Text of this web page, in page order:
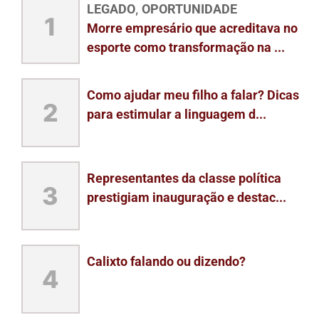
1
LEGADO, OPORTUNIDADE
Morre empresário que acreditava no
esporte como transformação na ...
2
Como ajudar meu filho a falar? Dicas
para estimular a linguagem d...
3
Representantes da classe política
prestigiam inauguração e destac...
4
Calixto falando ou dizendo?